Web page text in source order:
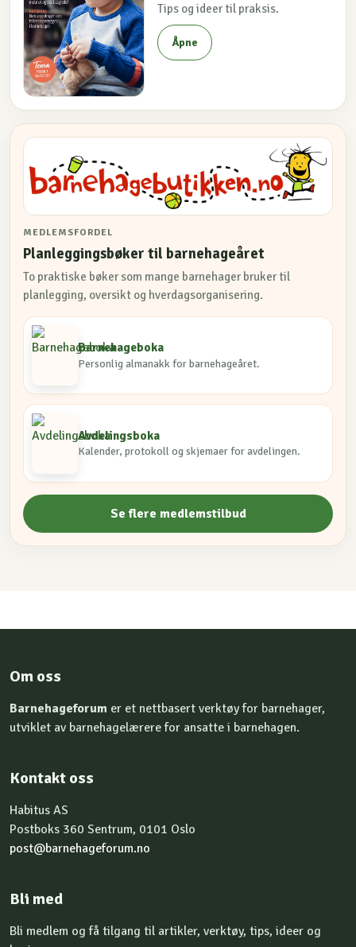
Tips og ideer til praksis.
Åpne
MEDLEMSFORDEL
Planleggingsbøker til barnehageåret
To praktiske bøker som mange barnehager bruker til
planlegging, oversikt og hverdagsorganisering.
Barnehageboka
Personlig almanakk for barnehageåret.
Avdelingsboka
Kalender, protokoll og skjemaer for avdelingen.
Se flere medlemstilbud
Om oss
Barnehageforum er et nettbasert verktøy for barnehager,
utviklet av barnehagelærere for ansatte i barnehagen.
Kontakt oss
Habitus AS
Postboks 360 Sentrum, 0101 Oslo
post@barnehageforum.no
Bli med
Bli medlem og få tilgang til artikler, verktøy, tips, ideer og